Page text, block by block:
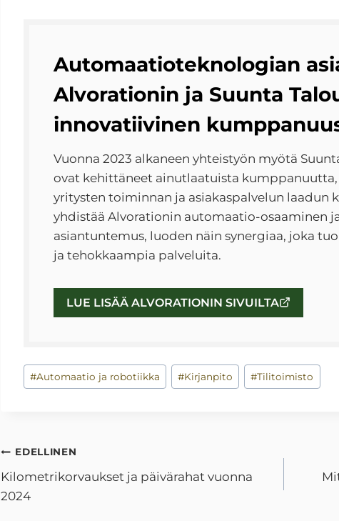
Automaatioteknologian
Alvorationin ja Suunta
innovatiivinen
Vuonna 2023 alkaneen yhteistyön myötä
ovat kehittäneet ainutlaatuista
yritysten toiminnan ja asiakaspalvelun laadun
yhdistää Alvorationin automaatio-osaaminen
asiantuntemus, luoden näin synergiaa, joka
ja tehokkaampia palveluita.
LUE LISÄÄ ALVORATIONIN SIVUILTA
Avainsanat:
#Automaatio ja robotiikka #Kirjanpito #Tilitoimisto
Artikkelien
selaus
EDELLINEN
Kilometrikorvaukset ja päivärahat vuonna
2024